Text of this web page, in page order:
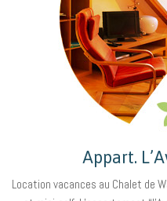
Appart.
Location vacances au Chalet de